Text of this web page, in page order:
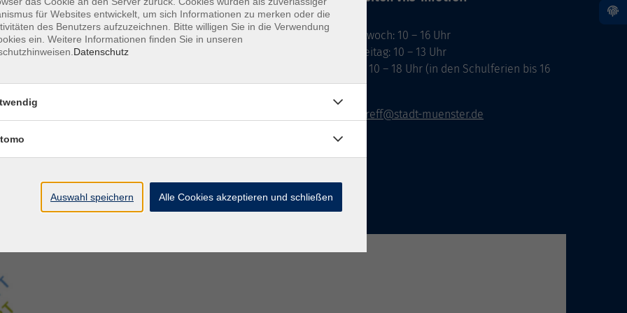
Aegidiistraße 70
48143 Münster
vhs@stadt-muenster.de
Lage im Stadtplan
Montag, Mittwoch: 10 – 16 Uhr
Dienstag, Freitag: 10 – 13 Uhr
Donnerstag: 10 – 18 Uhr (in den Schulferien bis 16
Uhr)
vhs-infotreff@stadt-muenster.de
für Websites entwickelt, um sich Informationen zu merken oder die
des Benutzers aufzuzeichnen. Bitte willigen Sie in die Verwendung
ein. Weitere Informationen finden Sie in unseren
Datenschutz
Auswahl speichern Alle Cookies akzeptieren und schließen